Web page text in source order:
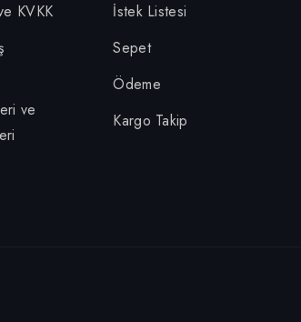
KVKK
ve
İstek Listesi
Sepet
Ödeme
Kargo Takip